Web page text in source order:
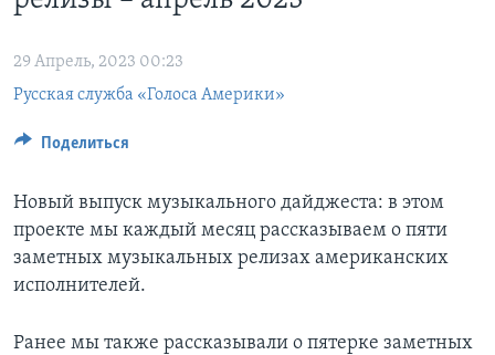
СОЦИАЛЬНЫЕ СЕТИ
Языки
29 Апрель, 2023 00:23
Русская служба «Голоса Америки»
Поделиться
Новый выпуск музыкального дайджеста: в этом
проекте мы каждый месяц рассказываем о пяти
заметных музыкальных релизах американских
исполнителей.
Ранее мы также рассказывали о пятерке заметных